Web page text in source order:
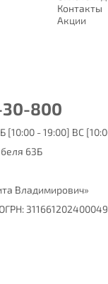
Контакты
Акции
30-800
- 19:00] ВС
63Б
Владимирович»
311661202400049